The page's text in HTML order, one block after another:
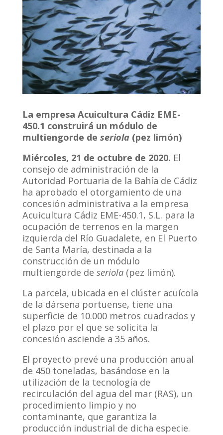
La empresa Acuicultura Cádiz EME-
450.1 construirá un módulo de
multiengorde de seriola(pez limón)
Miércoles, 21 de octubre de 2020. El
consejo de administración de la
Autoridad Portuaria de la Bahía de Cádiz
ha aprobado el otorgamiento de una
concesión administrativa a la empresa
Acuicultura Cádiz EME-450.1, S.L. para la
ocupación de terrenos en la margen
izquierda del Río Guadalete, en El Puerto
de Santa María, destinada a la
construcción de un módulo
multiengorde de seriola(pez limón).
La parcela, ubicada en el clúster acuícola
de la dársena portuense, tiene una
superficie de 10.000 metros cuadrados y
el plazo por el que se solicita la
concesión asciende a 35 años.
El proyecto prevé una producción anual
de 450 toneladas, basándose en la
utilización de la tecnología de
recirculación del agua del mar (RAS), un
procedimiento limpio y no
contaminante, que garantiza la
producción industrial de dicha especie.